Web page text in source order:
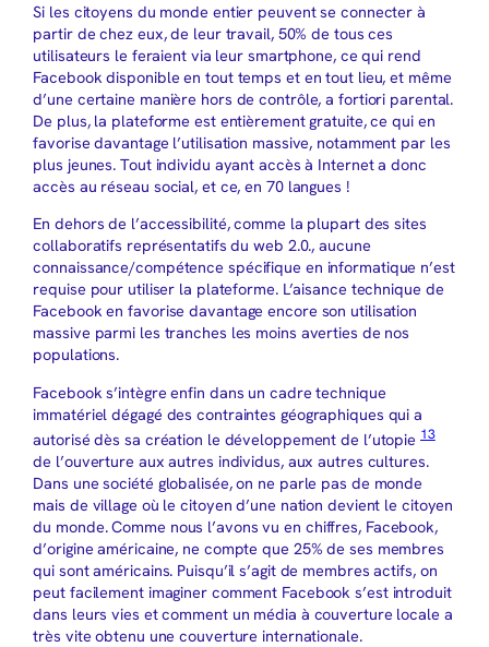
Si les citoyens du monde entier peuvent se connecter à
partir de chez eux, de leur travail, 50% de tous ces
utilisateurs le feraient via leur smartphone, ce qui rend
Facebook disponible en tout temps et en tout lieu, et même
d’une certaine manière hors de contrôle, a fortiori parental.
De plus, la plateforme est entièrement gratuite, ce qui en
favorise davantage l’utilisation massive, notamment par les
plus jeunes. Tout individu ayant accès à Internet a donc
accès au réseau social, et ce, en 70 langues !
En dehors de l’accessibilité, comme la plupart des sites
collaboratifs représentatifs du web 2.0., aucune
connaissance/compétence spécifique en informatique n’est
requise pour utiliser la plateforme. L’aisance technique de
Facebook en favorise davantage encore son utilisation
massive parmi les tranches les moins averties de nos
populations.
Facebook s’intègre enfin dans un cadre technique
immatériel dégagé des contraintes géographiques qui a
autorisé dès sa création le développement de l’utopie 13
de l’ouverture aux autres individus, aux autres cultures.
Dans une société globalisée, on ne parle pas de monde
mais de village où le citoyen d’une nation devient le citoyen
du monde. Comme nous l’avons vu en chiffres, Facebook,
d’origine américaine, ne compte que 25% de ses membres
qui sont américains. Puisqu’il s’agit de membres actifs, on
peut facilement imaginer comment Facebook s’est introduit
dans leurs vies et comment un média à couverture locale a
très vite obtenu une couverture internationale.